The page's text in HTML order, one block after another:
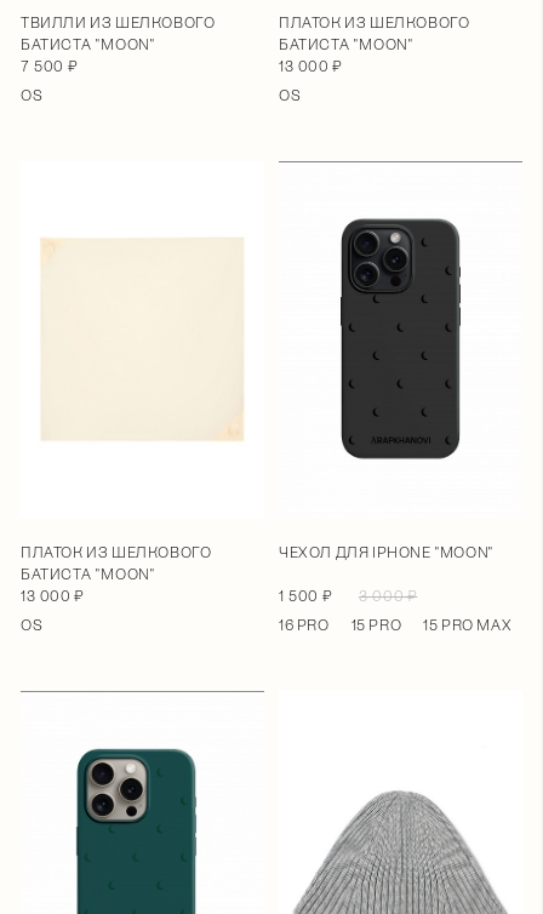
ТВИЛЛИ ИЗ ШЕЛКОВОГО
БАТИСТА "MOON"
7 500 ₽
OS
ПЛАТОК ИЗ ШЕЛКОВОГО
БАТИСТА "MOON"
13 000 ₽
OS
ПЛАТОК ИЗ ШЕЛКОВОГО
БАТИСТА "MOON"
13 000 ₽
OS
ЧЕХОЛ ДЛЯ IPHONE "MOON"
1 500 ₽
3 000 ₽
16 PRO
15 PRO 15 PRO MAX